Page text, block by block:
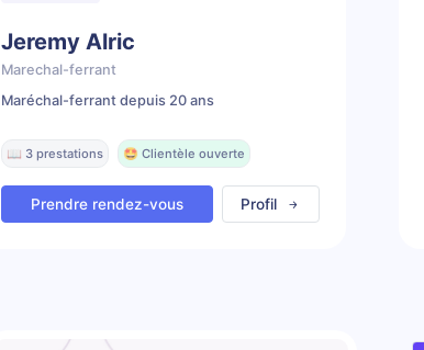
Jeremy Alric
Marechal-ferrant
Maréchal-ferrant depuis 20 ans
📖 3 prestations 🤩 Clientèle ouverte
Prendre rendez-vous Profil